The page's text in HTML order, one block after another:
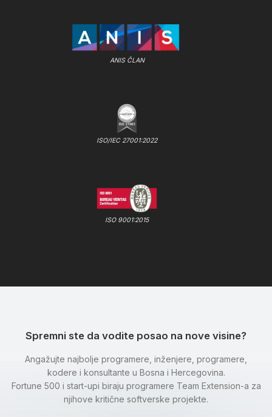
ANIS ČLAN
ISO/IEC 27001:2022
ISO 9001:2015
Spremni ste da vodite posao na nove visine?
Angažujte najbolje programere, inženjere, programere,
kodere i konsultante u Bosna i Hercegovina.
Fortune 500 i start-upi biraju programere Team Extension-a za
njihove kritične softverske projekte.